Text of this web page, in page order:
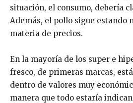
situación, el consumo, debería
Además, el pollo sigue estando
materia de precios.
En la mayoría de los super e
fresco, de primeras marcas,
dentro de valores muy
manera que todo estaría